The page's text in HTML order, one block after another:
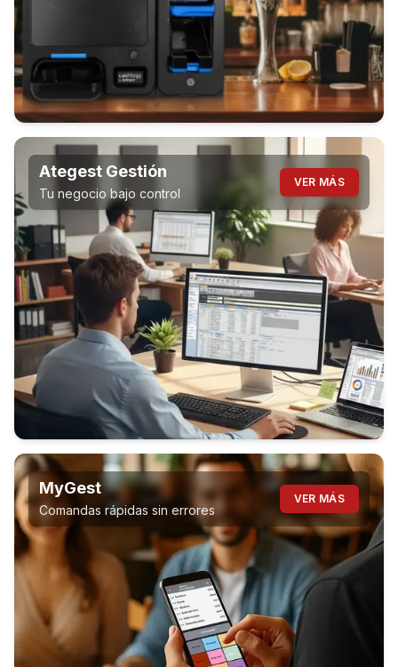
Ategest Gestión
Tu negocio bajo control
VER MÁS
MyGest
Comandas rápidas sin errores
VER MÁS